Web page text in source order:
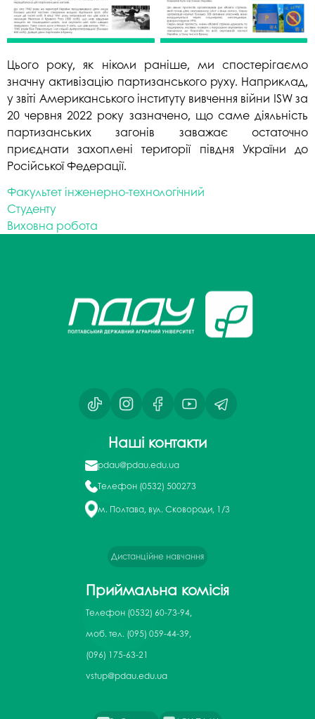
Цього року, як ніколи раніше, ми спостерігаємо
значну активізацію партизанського руху. Наприклад,
у звіті Американського інституту вивчення війни ISW за
20 червня 2022 року зазначено, що саме діяльність
партизанських загонів заважає остаточно
приєднати захоплені території півдня України до
Російської Федерації.
Факультет інженерно-технологічний
Студенту
Виховна робота
Наші контакти
pdau@pdau.edu.ua
Телефон (0532) 500273
м. Полтава, вул. Сковороди, 1/3
Дистанційне навчання
Приймальна комісія
Телефон (0532) 60-73-94,
моб. тел. (095) 059-44-39,
(096) 175-63-21
vstup@pdau.edu.ua